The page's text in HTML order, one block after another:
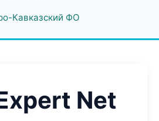
Кавказский ФО
Net